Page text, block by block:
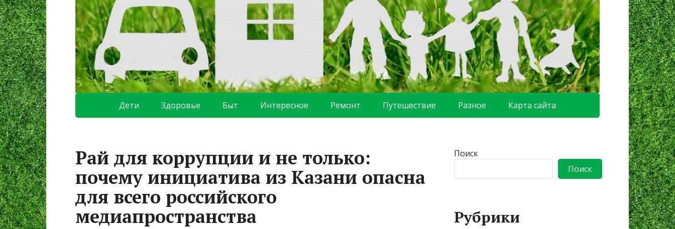
Дети Здоровье Быт Интересное Ремонт Путешествие Разное Карта сайта
Рай для коррупции и не только:
почему инициатива из Казани опасна
для всего российского
медиапространства
Поиск
Поиск
Рубрики